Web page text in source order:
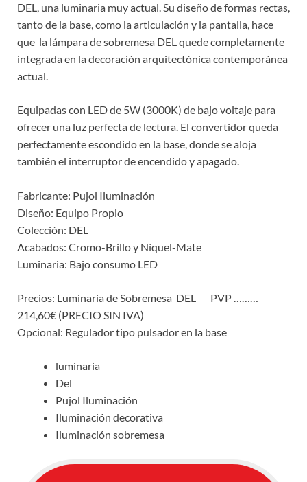
DEL, una luminaria muy actual. Su diseño de formas rectas,
tanto de la base, como la articulación y la pantalla, hace
que la lámpara de sobremesa DEL quede completamente
integrada en la decoración arquitectónica contemporánea
actual.
Equipadas con LED de 5W (3000K) de bajo voltaje para
ofrecer una luz perfecta de lectura. El convertidor queda
perfectamente escondido en la base, donde se aloja
también el interruptor de encendido y apagado.
Fabricante: Pujol Iluminación
Diseño: Equipo Propio
Colección: DEL
Acabados: Cromo-Brillo y Níquel-Mate
Luminaria: Bajo consumo LED
Precios: Luminaria de Sobremesa DEL PVP ………
214,60€ (PRECIO SIN IVA)
Opcional: Regulador tipo pulsador en la base
luminaria
Del
Pujol Iluminación
Iluminación decorativa
Iluminación sobremesa